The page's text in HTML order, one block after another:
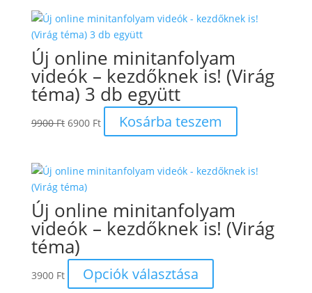
Új online minitanfolyam
videók – kezdőknek is! (Virág
téma) 3 db együtt
9900Ft Original
9900 Ft.
6900 Ft Current
price
6900 Ft.
Kosárba teszem
Új online minitanfolyam
videók – kezdőknek is! (Virág
téma)
3900 Ft Opciók választása
a